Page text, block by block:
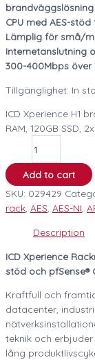
CPU med AES-
Lämplig för små/
Internetanslutning
300-400Mbps över
Tillgänglighet: In
ICD Xperience H1
RAM, 120GB SSD,
Add to cart
SKU: 029429
rack AES AES-NI
Description
ICD Xperience
stöd och pfSense®
Kraftfull och
datacenter,
teknik och
lång